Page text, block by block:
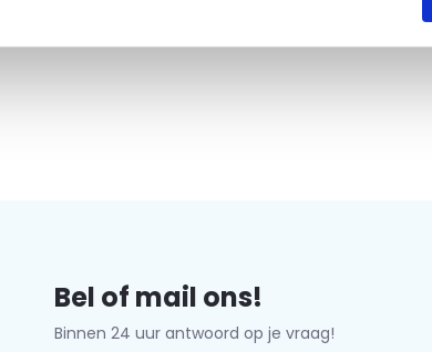
Bel of mail ons!
Binnen 24 uur antwoord op je vraag!